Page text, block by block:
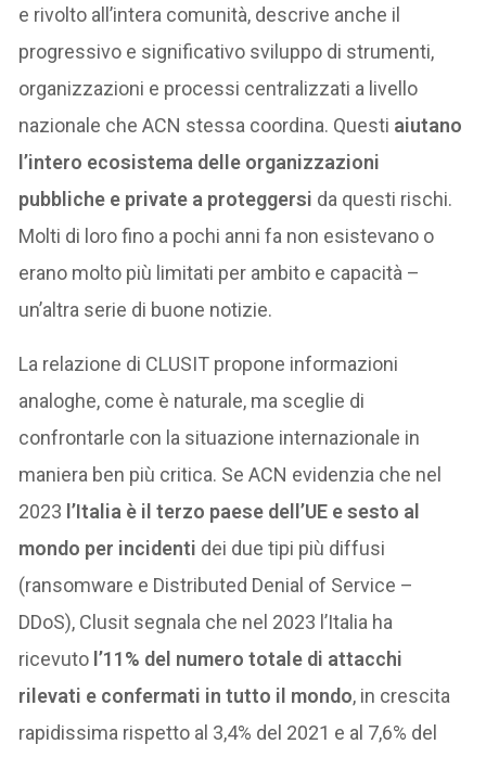
e rivolto all’intera comunità, descrive anche il
progressivo e significativo sviluppo di strumenti,
organizzazioni e processi centralizzati a livello
nazionale che ACN stessa coordina. Questi aiutano
l’intero ecosistema delle organizzazioni
pubbliche e private a proteggersi da questi rischi.
Molti di loro fino a pochi anni fa non esistevano o
erano molto più limitati per ambito e capacità –
un’altra serie di buone notizie.
La relazione di CLUSIT propone informazioni
analoghe, come è naturale, ma sceglie di
confrontarle con la situazione internazionale in
maniera ben più critica. Se ACN evidenzia che nel
2023 l’Italia è il terzo paese dell’UE e sesto al
mondo per incidenti dei due tipi più diffusi
(ransomware e Distributed Denial of Service –
DDoS), Clusit segnala che nel 2023 l’Italia ha
ricevuto l’11% del numero totale di attacchi
rilevati e confermati in tutto il mondo, in crescita
rapidissima rispetto al 3,4% del 2021 e al 7,6% del